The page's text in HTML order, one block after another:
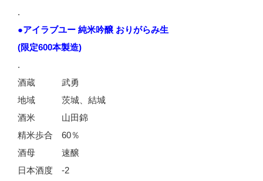
.
●アイラブユー 純米吟醸 おりがらみ生
(限定600本製造)
.
酒蔵 武勇
地域 茨城、結城
酒米 山田錦
精米歩合 60％
酒母 速醸
日本酒度 -2